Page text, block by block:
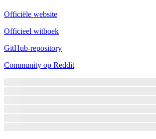
Officiële website
Officieel witboek
GitHub-repository
Community op Reddit